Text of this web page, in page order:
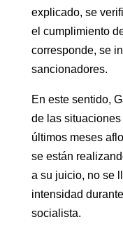
explicado, se
el cumplimiento
corresponde, se
sancionadores.
En este sentido,
de las
últimos meses
se están
a su juicio, no se
intensidad
socialista.